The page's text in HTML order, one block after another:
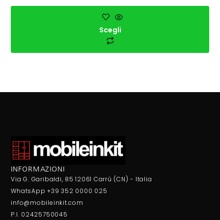
Scegli
INFORMAZIONI
Via G. Garibaldi, 85 12061 Carrù (CN) - Italia
WhatsApp +39 352 0000 025
info@mobileinkit.com
P.I. 02425750045